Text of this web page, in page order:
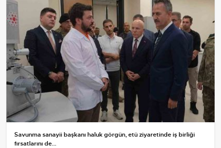
Savunma sanayii başkanı haluk görgün, etü ziyaretinde iş birliği
fırsatlarını de...